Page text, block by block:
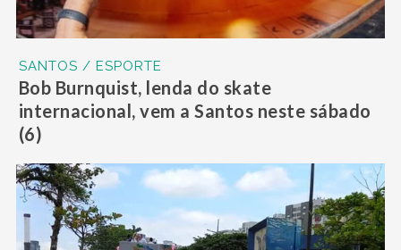
SANTOS / ESPORTE
Bob Burnquist, lenda do skate
internacional, vem a Santos neste sábado
(6)